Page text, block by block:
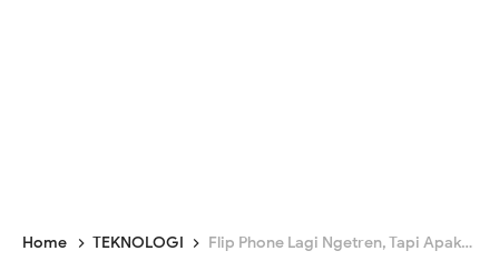
Home TEKNOLOGI Flip Phone Lagi Ngetren, Tapi Apakah Lebih Baik dari HP Kecil Biasa?